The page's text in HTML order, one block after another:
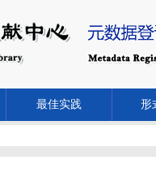
最佳实践 形